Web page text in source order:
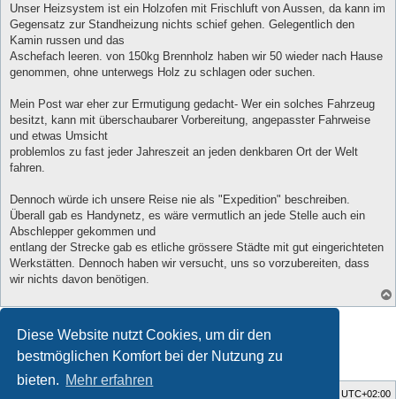
Diese Website nutzt Cookies, um dir den
bestmöglichen Komfort bei der Nutzung zu
bieten. Mehr erfahren
Unser Heizsystem ist ein Holzofen mit Frischluft von Aussen, da kann im
Gegensatz zur Standheizung nichts schief gehen. Gelegentlich den
Kamin russen und das
Aschefach leeren. von 150kg Brennholz haben wir 50 wieder nach Hause
genommen, ohne unterwegs Holz zu schlagen oder suchen.
Mein Post war eher zur Ermutigung gedacht- Wer ein solches Fahrzeug
besitzt, kann mit überschaubarer Vorbereitung, angepasster Fahrweise
und etwas Umsicht
problemlos zu fast jeder Jahreszeit an jeden denkbaren Ort der Welt
fahren.
Dennoch würde ich unsere Reise nie als "Expedition" beschreiben.
Überall gab es Handynetz, es wäre vermutlich an jede Stelle auch ein
Abschlepper gekommen und
entlang der Strecke gab es etliche grössere Städte mit gut eingerichteten
Werkstätten. Dennoch haben wir versucht, uns so vorzubereiten, dass
wir nichts davon benötigen.
20 Beiträge • Seite1 von1
UTC+02:00